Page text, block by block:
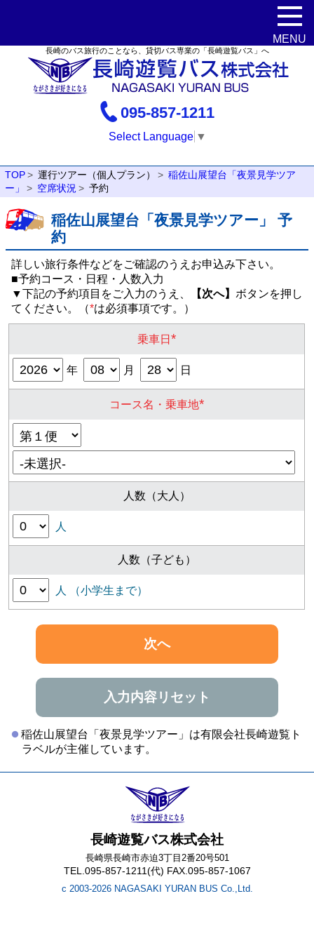
長崎のバス旅行のことなら、貸切バス専業の「長崎遊覧バス」へ
095-857-1211
Select Language ▼
TOP 運行ツアー（個人プラン）
稲佐山展望台「夜景見学ツア
ー」
空席状況 予約
稲佐山展望台「夜景見学ツアー」 予
約
詳しい旅行条件などをご確認のうえお申込み下さい。
■予約コース・日程・人数入力
▼下記の予約項目をご入力のうえ、
【次へ】 ボタンを押し
てください。（*は必須事項です。）
乗車日*
年 月 日
コース名・乗車地*
人数（大人）
人
人数（子ども）
人 （小学生まで）
次へ
入力内容リセット
稲佐山展望台「夜景見学ツアー」は有限会社長崎遊覧ト
ラベルが主催しています。
長崎遊覧バス株式会社
長崎県長崎市赤迫3丁目2番20号501
TEL.095-857-1211(代) FAX.095-857-1067
c 2003-2026 NAGASAKI YURAN BUS Co.,Ltd.